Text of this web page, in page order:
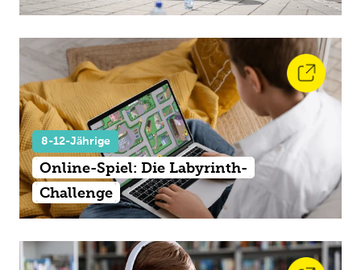
8-12-Jährige
Online-Spiel: Die Labyrinth-
Challenge